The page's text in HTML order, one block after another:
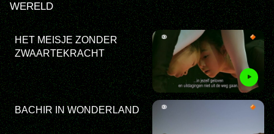
WERELD
HET MEISJE ZONDER
ZWAARTEKRACHT
BACHIR IN WONDERLAND